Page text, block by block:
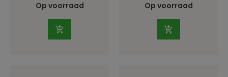
Op voorraad Op voorraad